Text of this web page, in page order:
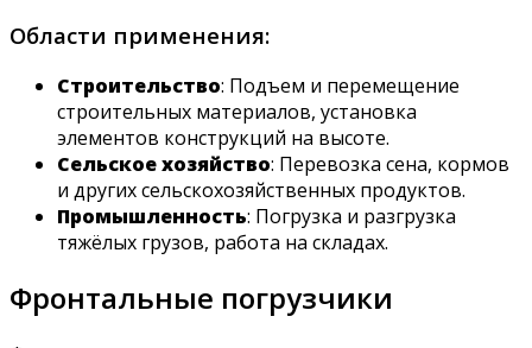
Области применения:
Строительство: Подъем и перемещение
строительных материалов, установка
элементов конструкций на высоте.
Сельское хозяйство: Перевозка сена, кормов
и других сельскохозяйственных продуктов.
Промышленность: Погрузка и разгрузка
тяжёлых грузов, работа на складах.
Фронтальные погрузчики